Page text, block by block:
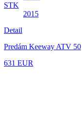
STK
2015
Detail
Predám Keeway ATV 50
631 EUR